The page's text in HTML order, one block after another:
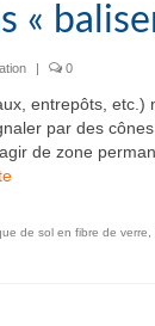
«
| 0
entrepôts, etc.)
par des
de zone
de sol en fibre de verre